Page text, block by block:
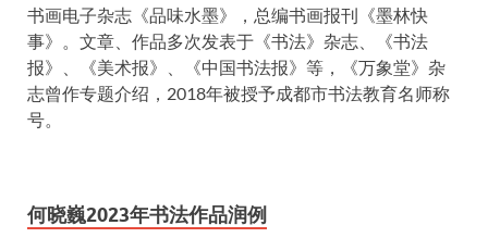
书画电子杂志《品味水墨》，总编书画报刊《墨林快
事》。文章、作品多次发表于《书法》杂志、《书法
报》、《美术报》、《中国书法报》等，《万象堂》杂
志曾作专题介绍，2018年被授予成都市书法教育名师称
号。
何晓巍2023年书法作品润例